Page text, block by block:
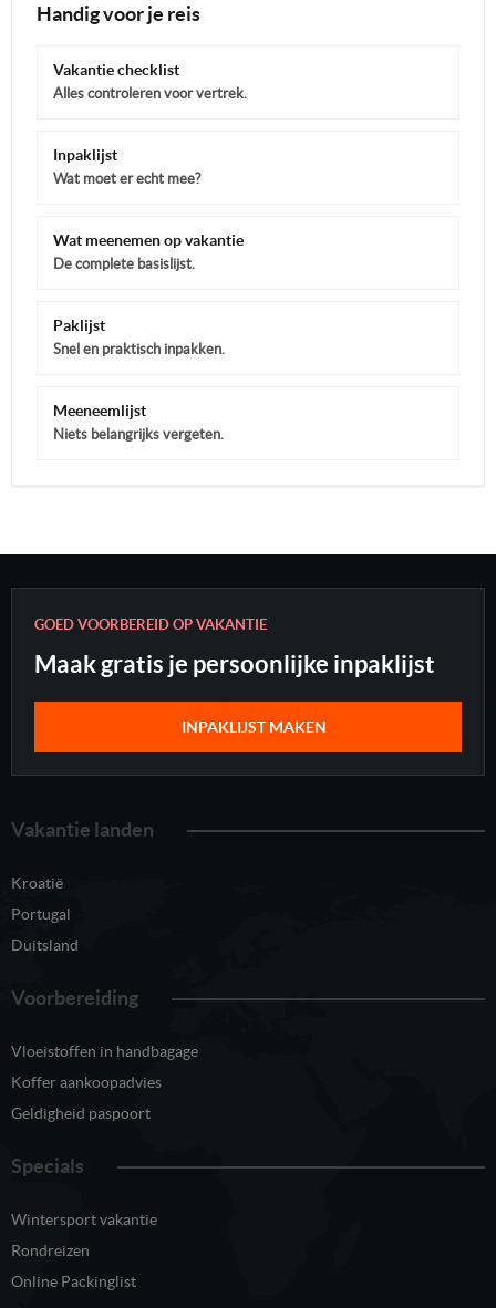
Handig voor je reis
Vakantie checklist
Alles controleren voor vertrek.
Inpaklijst
Wat moet er echt mee?
Wat meenemen op vakantie
De complete basislijst.
Paklijst
Snel en praktisch inpakken.
Meeneemlijst
Niets belangrijks vergeten.
GOED VOORBEREID OP VAKANTIE
Maak gratis je persoonlijke inpaklijst
INPAKLIJST MAKEN
Vakantie landen
Kroatië
Portugal
Duitsland
Voorbereiding
Vloeistoffen in handbagage
Koffer aankoopadvies
Geldigheid paspoort
Specials
Wintersport vakantie
Rondreizen
Online Packinglist